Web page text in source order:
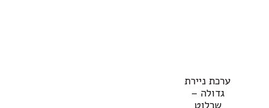
ערכת ניירת
גדולה –
שרלוט